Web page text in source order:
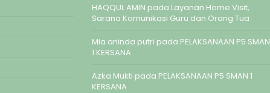
HAQQUL AMIN pada Layanan Home Visit,
Sarana Komunikasi Guru dan Orang Tua
Mia aninda putri pada PELAKSANAAN P5 SMAN
1 KERSANA
Azka Mukti pada PELAKSANAAN P5 SMAN 1
KERSANA